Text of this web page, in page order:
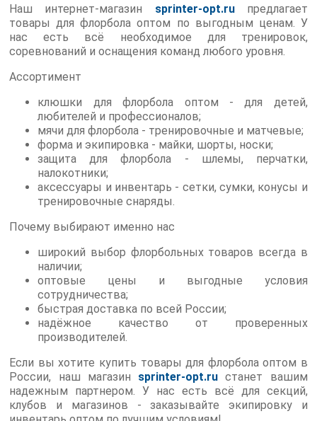
Наш интернет-магазин sprinter-opt.ruпредлагает
товары для флорбола оптом по выгодным ценам. У
нас есть всё необходимое для тренировок,
соревнований и оснащения команд любого уровня.
Ассортимент
клюшки для флорбола оптом - для детей,
любителей и профессионалов;
мячи для флорбола - тренировочные и матчевые;
форма и экипировка - майки, шорты, носки;
защита для флорбола - шлемы, перчатки,
налокотники;
аксессуары и инвентарь - сетки, сумки, конусы и
тренировочные снаряды.
Почему выбирают именно нас
широкий выбор флорбольных товаров всегда в
наличии;
оптовые цены и выгодные условия
сотрудничества;
быстрая доставка по всей России;
надёжное качество от проверенных
производителей.
Если вы хотите купить товары для флорбола оптом в
России, наш магазин sprinter-opt.ru станет вашим
надежным партнером. У нас есть всё для секций,
клубов и магазинов - заказывайте экипировку и